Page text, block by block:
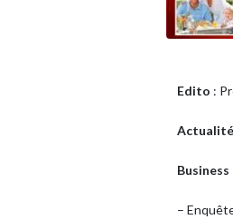
Edito :
Business
–